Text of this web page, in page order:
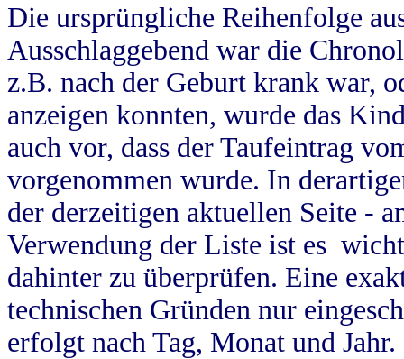
Die ursprüngliche Reihenfolge
Ausschlaggebend war die
z.B. nach der Geburt krank war,
anzeigen konnten, wurde das
auch vor, dass der Taufeintrag
vorgenommen wurde. In
der derzeitigen aktuellen Seite -
Verwendung der Liste ist es
dahinter zu überprüfen. Eine
technischen Gründen nur
erfolgt nach Tag, Monat und Jahr.